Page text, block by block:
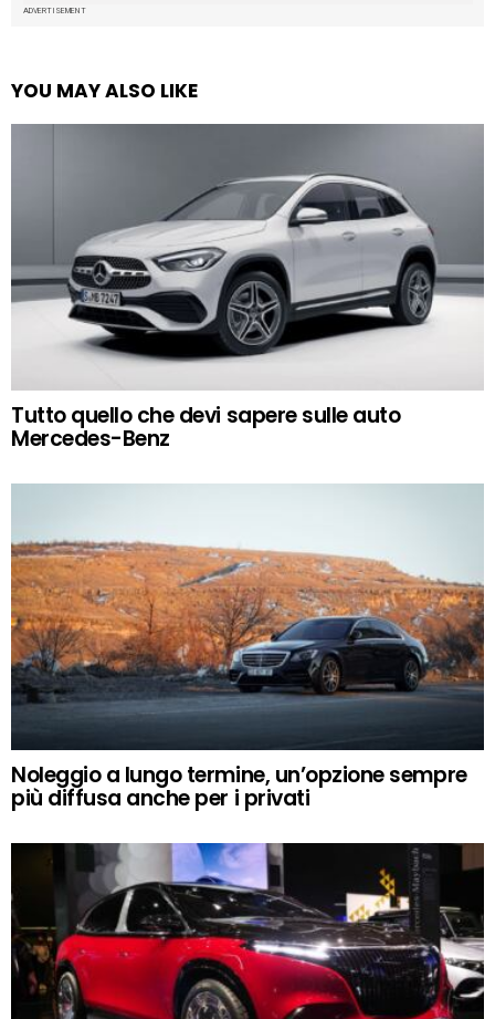
ADVERTISEMENT
YOU MAY ALSO LIKE
Tutto quello che devi sapere sulle auto
Mercedes-Benz
Noleggio a lungo termine, un’opzione sempre
più diffusa anche per i privati